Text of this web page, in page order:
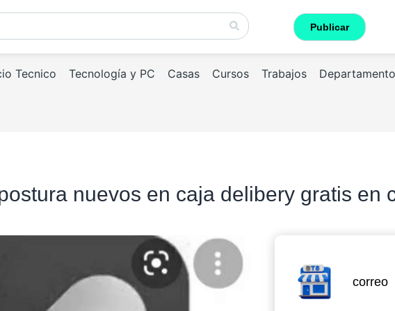
Publicar
Tecnico Tecnología y PC Casas Cursos Trabajos
nuevos en caja delibery gratis en
correo